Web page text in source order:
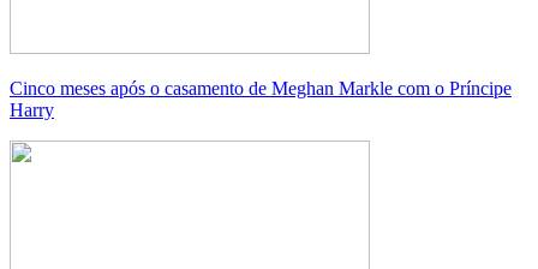
Cinco meses após o casamento de Meghan Markle com o Príncipe
Harry